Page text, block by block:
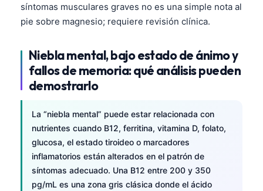
síntomas musculares graves no es una simple nota al
pie sobre magnesio; requiere revisión clínica.
Niebla mental, bajo estado de ánimo y
fallos de memoria: qué análisis pueden
demostrarlo
La “niebla mental” puede estar relacionada con
nutrientes cuando B12, ferritina, vitamina D, folato,
glucosa, el estado tiroideo o marcadores
inflamatorios están alterados en el patrón de
síntomas adecuado. Una B12 entre 200 y 350
pg/mL es una zona gris clásica donde el ácido
Gàidhlig
العربية المغربية
Afrikaans
ພາສາລາວ
Basa Jawa
Cebuano
Кыргызча